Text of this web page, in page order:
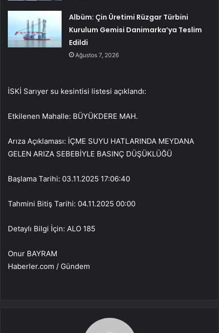
Albüm: Çin Üretimi Rüzgar Türbini
Kurulum Gemisi Danimarka’ya Teslim
Edildi
Ağustos 7, 2026
İSKİ Sarıyer su kesintisi listesi açıklandı:
Etkilenen Mahalle: BÜYÜKDERE MAH.
Arıza Açıklaması: İÇME SUYU HATLARINDA MEYDANA
GELEN ARIZA SEBEBİYLE BASINÇ DÜŞÜKLÜĞÜ
Başlama Tarihi: 03.11.2025 17:06:40
Tahmini Bitiş Tarihi: 04.11.2025 00:00
Detaylı Bilgi İçin: ALO 185
Onur BAYRAM
Haberler.com / Gündem